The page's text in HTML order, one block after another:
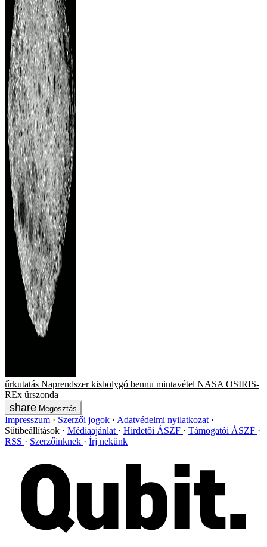
űrkutatás Naprendszer kisbolygó bennu mintavétel NASA OSIRIS-
REx űrszonda
Megosztás
Impresszum Szerzői jogok
Adatvédelmi nyilatkozat
Sütibeállítások
Médiaajánlat Hirdetői ÁSZF
Támogatói ÁSZF
RSS
Szerzőinknek Írj nekünk